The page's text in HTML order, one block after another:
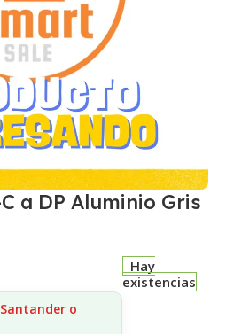
a DP Aluminio Gris
o
Hay
existencias